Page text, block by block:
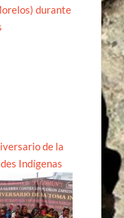
durante
de la
Indígenas